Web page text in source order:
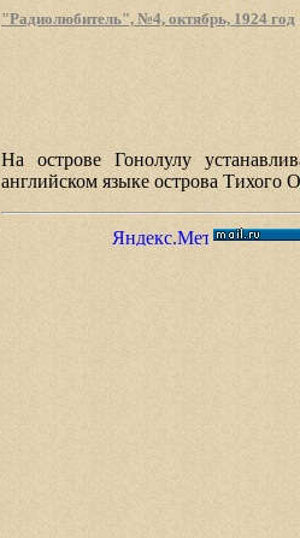
"Радиолюбитель", №4, октябрь, 1924 год
На острове Гонолулу
английском языке острова Тихого